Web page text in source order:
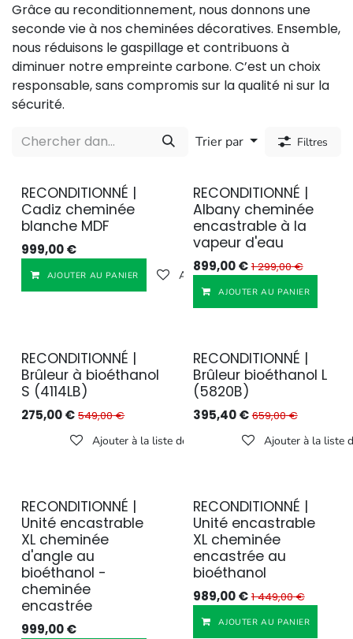
Grâce au reconditionnement, nous donnons une
seconde vie à nos cheminées décoratives. Ensemble,
nous réduisons le gaspillage et contribuons à
diminuer notre empreinte carbone. C’est un choix
responsable, sans compromis sur la qualité ni sur la
sécurité.
Trier par Filtres
Reconditionné
RECONDITIONNÉ |
Cadiz cheminée
blanche MDF
999,00€
AJOUTER AU PANIER Ajouter à la liste de souhaits
Reconditionné
RECONDITIONNÉ |
Albany cheminée
encastrable à la
vapeur d'eau
899,00€ 1 299,00€
AJOUTER AU PANIER
Reconditionné
RECONDITIONNÉ |
Brûleur à bioéthanol
S (4114LB)
275,00€ 549,00€
Ajouter à la liste de souhaits
Reconditionné
RECONDITIONNÉ |
Brûleur bioéthanol L
(5820B)
395,40€ 659,00€
Ajouter à la liste
Reconditionné
RECONDITIONNÉ |
Unité encastrable
XL cheminée
d'angle au
bioéthanol -
cheminée
encastrée
999,00€
Reconditionné
RECONDITIONNÉ |
Unité encastrable
XL cheminée
encastrée au
bioéthanol
989,00€ 1 449,00€
AJOUTER AU PANIER